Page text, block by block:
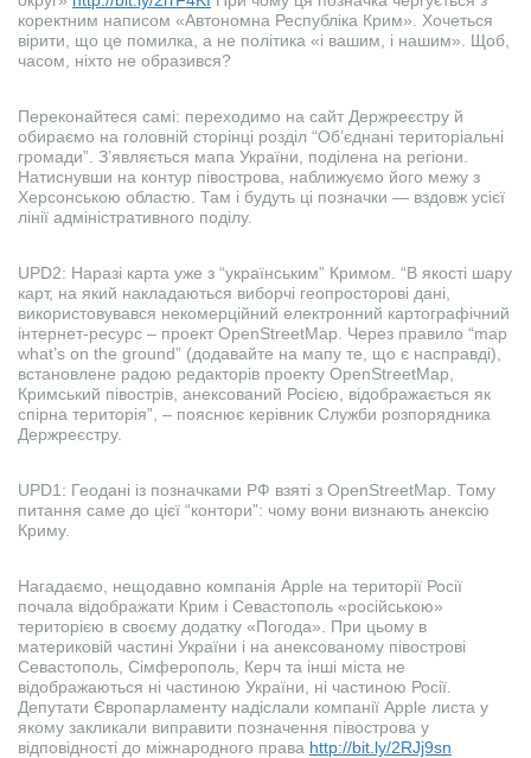
коректним написом «Автономна Республіка Крим». Хочеться
вірити, що це помилка, а не політика «і вашим, і нашим». Щоб,
часом, ніхто не образився?
Переконайтеся самі: переходимо на сайт Держреєстру й
обираємо на головній сторінці розділ “Об’єднані територіальні
громади”. З’являється мапа України, поділена на регіони.
Натиснувши на контур півострова, наближуємо його межу з
Херсонською областю. Там і будуть ці позначки — вздовж усієї
лінії адміністративного поділу.
UPD2: Наразі карта уже з “українським” Кримом. “В якості шару
карт, на який накладаються виборчі геопросторові дані,
використовувався некомерційний електронний картографічний
інтернет-ресурс – проект OpenStreetMap. Через правило “map
what’s on the ground” (додавайте на мапу те, що є насправді),
встановлене радою редакторів проекту OpenStreetMap,
Кримський півострів, анексований Росією, відображається як
спірна територія”, – пояснює керівник Служби розпорядника
Держреєстру.
UPD1: Геодані із позначками РФ взяті з OpenStreetMap. Тому
питання саме до цієї “контори”: чому вони визнають анексію
Криму.
Нагадаємо, нещодавно компанія Apple на території Росії
почала відображати Крим і Севастополь «російською»
територією в своєму додатку «Погода». При цьому в
материковій частині України і на анексованому півострові
Севастополь, Сімферополь, Керч та інші міста не
відображаються ні частиною України, ні частиною Росії.
Депутати Європарламенту надіслали компанії Apple листа у
якому закликали виправити позначення півострова у
відповідності до міжнародного права http://bit.ly/2RJj9sn